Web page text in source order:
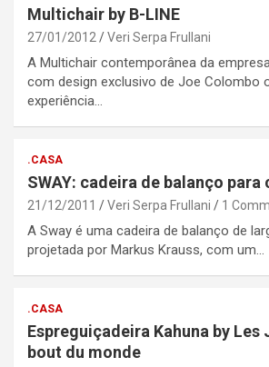
Multichair by B-LINE
27/01/2012 Veri Serpa Frullani
A Multichair contemporânea da
com design exclusivo de Joe Colombo
experiência…
.CASA
SWAY: cadeira de balanço para
21/12/2011 Veri Serpa Frullani 1
A Sway é uma cadeira de balanço de
projetada por Markus Krauss, com um…
.CASA
Espreguiçadeira Kahuna by Les
bout du monde